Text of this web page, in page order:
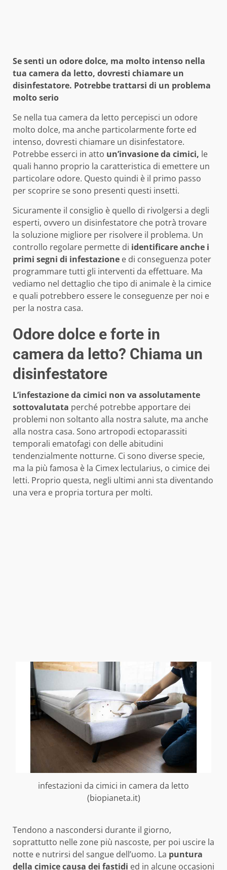
Se senti un odore dolce, ma molto intenso nella
tua camera da letto, dovresti chiamare un
disinfestatore. Potrebbe trattarsi di un problema
molto serio
Se nella tua camera da letto percepisci un odore
molto dolce, ma anche particolarmente forte ed
intenso, dovresti chiamare un disinfestatore.
Potrebbe esserci in atto un’invasione da cimici, le
quali hanno proprio la caratteristica di emettere un
particolare odore. Questo quindi è il primo passo
per scoprire se sono presenti questi insetti.
Sicuramente il consiglio è quello di rivolgersi a degli
esperti, ovvero un disinfestatore che potrà trovare
la soluzione migliore per risolvere il problema. Un
controllo regolare permette di identificare anche i
primi segni di infestazione e di conseguenza poter
programmare tutti gli interventi da effettuare. Ma
vediamo nel dettaglio che tipo di animale è la cimice
e quali potrebbero essere le conseguenze per noi e
per la nostra casa.
Odore dolce e forte in
camera da letto? Chiama un
disinfestatore
L’infestazione da cimici non va assolutamente
sottovalutata perché potrebbe apportare dei
problemi non soltanto alla nostra salute, ma anche
alla nostra casa. Sono artropodi ectoparassiti
temporali ematofagi con delle abitudini
tendenzialmente notturne. Ci sono diverse specie,
ma la più famosa è la Cimex lectularius, o cimice dei
letti. Proprio questa, negli ultimi anni sta diventando
una vera e propria tortura per molti.
infestazioni da cimici in camera da letto
(biopianeta.it)
Tendono a nascondersi durante il giorno,
soprattutto nelle zone più nascoste, per poi uscire la
notte e nutrirsi del sangue dell’uomo. La puntura
della cimicecausa dei fastidi ed in alcune occasioni